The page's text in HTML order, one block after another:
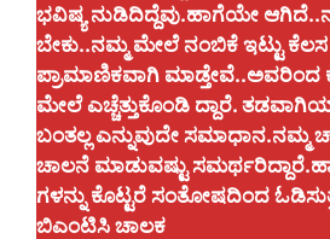
ಭವಿಷ್ಯ ನುಡಿದಿದ್ದೆವು.ಹಾಗೆಯೇ
ಬೇಕು..ನಮ್ಮ ಮೇಲೆ ನಂಬಿಕೆ ಇಟ್ಟು ಕೆಲಸ
ಪ್ರಾಮಾಣಿಕವಾಗಿ ಮಾಡ್ತೇವೆ..ಅವರಿಂದ
ಮೇಲೆ ಎಚ್ಚೆತ್ತುಕೊಂಡಿ ದ್ದಾರೆ.
ಬಂತಲ್ಲ ಎನ್ನುವುದೇ ಸಮಾಧಾನ.ನಮ್ಮ
ಚಾಲನೆ ಮಾಡುವಷ್ಟು
ಗಳನ್ನು ಕೊಟ್ಟರೆ ಸಂತೋಷದಿಂದ
ಬಿಎಂಟಿಸಿ ಚಾಲಕ